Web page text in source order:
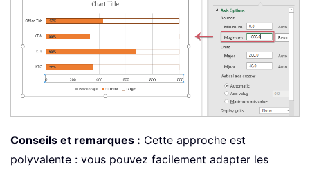
Conseils et remarques : Cette approche est
polyvalente : vous pouvez facilement adapter les